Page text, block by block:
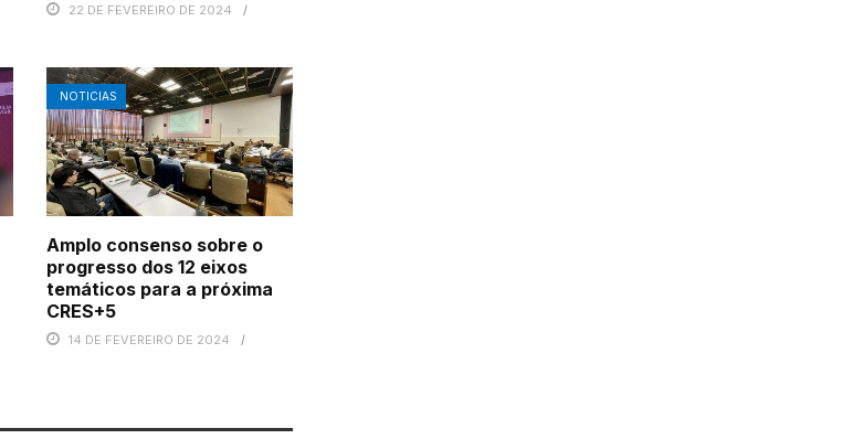
22 DE FEVEREIRO DE 2024
NOTICIAS
Amplo consenso sobre o
progresso dos 12 eixos
temáticos para a próxima
CRES+5
14 DE FEVEREIRO DE 2024